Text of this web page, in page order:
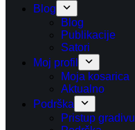
Blog
Blog
Publikacije
Satori
Moj profil
Moja kosarica
Aktualno
Podrška
Pristup gradivu